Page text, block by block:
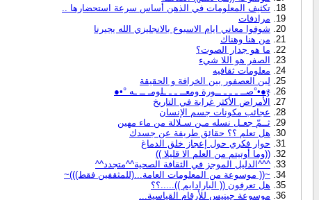
تكثيف المعلومات في الذهن أساس سرعة استحضارها ..
مرادفات
شوفوا معاني ايام الاسبوع بالانجليزي الله يجيرنا
من هنا وهناك
ما هو جدار الصوت؟
الصفر هو اللا شيء
معلومات ثقافيه
لبن العصفور بين الخرافة و الحقيقة
ჯ●•°صــ ـ ـ ـ ــورة ومعــ ـ ـ ـلومـ ــ ـه °•●
الأمراض الأكثر غرابة في التاريخ
عجائب مكونات جسم الإنسان
ثــمّ جعـل نسله مـن سـلالة من ماء مهين
هل تعلم ؟؟ حقائق طريفة عن جسدك
حوار فكري حول إعجاز خلق الدماغ
((وما أوتيتم من العلم الا قليلا ))
^^^الدليل الموجز في الثقافة الصحية^^متجدد^^
~(( موسوعة من المعلومات العامة...(للمثقفين فقط)))~
هل تعرفون (( البارادايم )).....؟؟
موسوعة جينيس للأرقام القياسية...